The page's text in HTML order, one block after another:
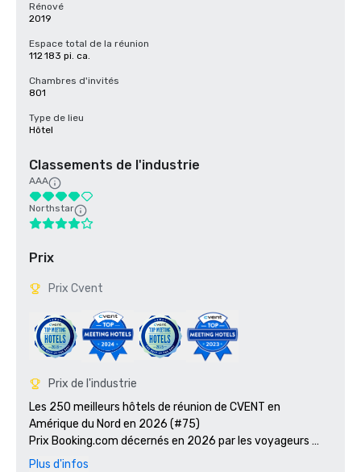
Rénové
2019
Espace total de la réunion
112 183 pi. ca.
Chambres d'invités
801
Type de lieu
Hôtel
Classements de l'industrie
AAA
Northstar
Prix
Prix Cvent
Prix de l'industrie
Les 250 meilleurs hôtels de réunion de CVENT en
Amérique du Nord en 2026 (#75)
Prix Booking.com décernés en 2026 par les voyageurs
(8,3 sur 10)
Plus d'infos